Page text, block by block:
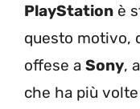
PlayStation è
questo motivo,
offese a Sony,
che ha più